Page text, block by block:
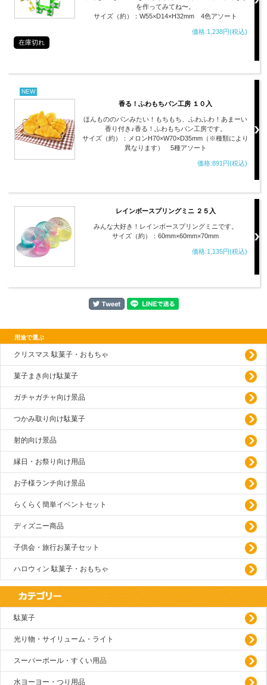
を作ってみてね〜。
サイズ（約）：W55×D14×H32mm 4色アソート
価格:1,238円(税込)
在庫切れ
NEW
香る！ふわもちパン工房 １０入
ほんもののパンみたい！もちもち、ふわふわ！あまーい
香り付き♪香る！ふわもちパン工房です。
サイズ（約）：メロンH70×W70×D35mm（※種類により
異なります） 5種アソート
価格:891円(税込)
レインボースプリングミニ ２５入
みんな大好き！レインボースプリングミニです。
サイズ（約）：60mm×60mm×70mm
価格:1,135円(税込)
用途で選ぶ
クリスマス 駄菓子・おもちゃ
菓子まき向け駄菓子
ガチャガチャ向け景品
つかみ取り向け駄菓子
射的向け景品
縁日・お祭り向け用品
お子様ランチ向け景品
らくらく簡単イベントセット
ディズニー商品
子供会・旅行お菓子セット
ハロウィン 駄菓子・おもちゃ
駄菓子
光り物・サイリューム・ライト
スーパーボール・すくい用品
水ヨーヨー・つり用品